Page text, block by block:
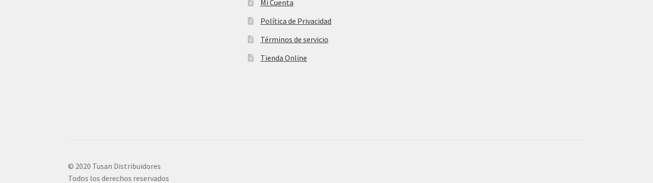
Mi Cuenta
Política de Privacidad
Términos de servicio
Tienda Online
© 2020 Tusan Distribuidores
Todos los derechos reservados